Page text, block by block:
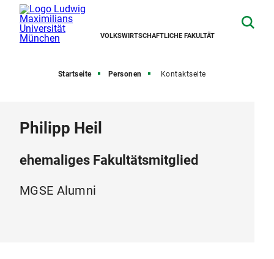
VOLKSWIRTSCHAFTLICHE FAKULTÄT
Startseite Personen Kontaktseite
Philipp Heil
ehemaliges Fakultätsmitglied
MGSE Alumni